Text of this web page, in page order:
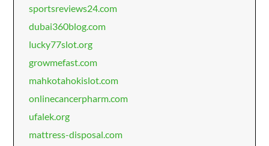
sportsreviews24.com
dubai360blog.com
lucky77slot.org
growmefast.com
mahkotahokislot.com
onlinecancerpharm.com
ufalek.org
mattress-disposal.com